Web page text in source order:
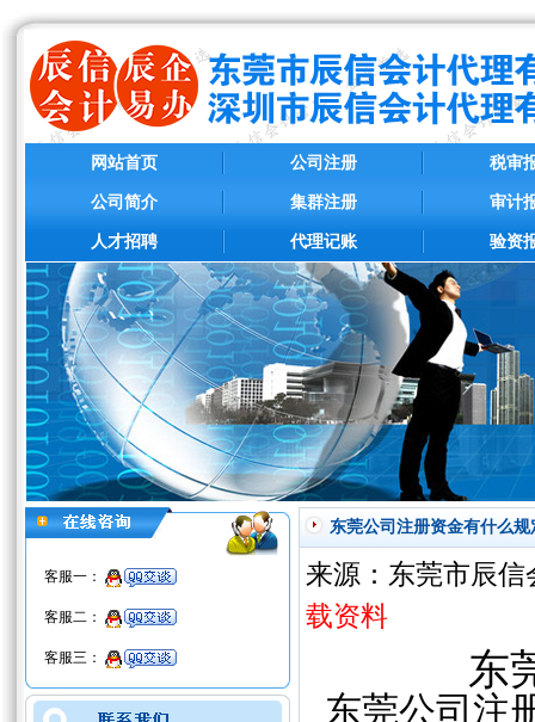
网站首页
公司简介
人才招聘
公司注册
集群注册
代理记账
税审
审计
验资
客服一：
客服二：
客服三：
东莞公司注册资金有什么规
来源：东莞市辰
载资料
东
东莞公司注